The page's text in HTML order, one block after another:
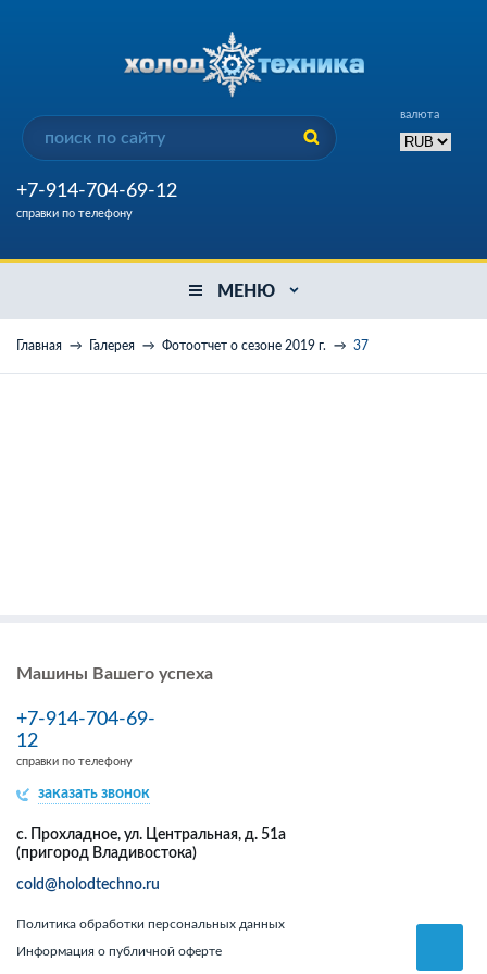
валюта
+7-914-704-69-12
справки по телефону
МЕНЮ
Главная Галерея Фотоотчет о сезоне 2019 г. 37
Машины Вашего успеха
+7-914-704-69-
12
справки по телефону
заказать звонок
с. Прохладное, ул. Центральная, д. 51а
(пригород Владивостока)
cold@holodtechno.ru
Политика обработки персональных данных
Информация о публичной оферте